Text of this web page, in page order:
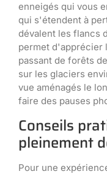
enneigés qui vous
qui s'étendent à
dévalent les flancs
permet d'apprécier
passant de forêts
sur les glaciers
vue aménagés le
faire des pauses
Conseils
pleinement
Pour une